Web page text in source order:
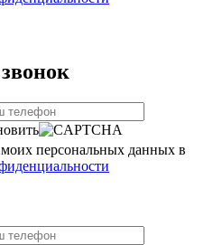
персональных данных в